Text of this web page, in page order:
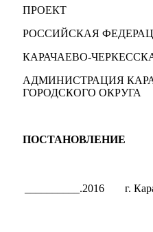
ПРОЕКТ
РОССИЙСКАЯ
КАРАЧАЕВО-
АДМИНИСТРАЦИЯ
ГОРОДСКОГО ОКРУГА
ПОСТАНОВЛЕНИЕ
__________.2016 г.